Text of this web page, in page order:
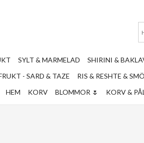
SYLT & MARMELAD SHIRINI &
- SARD & TAZE RIS & RESHTE &
HEM KORV BLOMMOR 🌷 KORV &